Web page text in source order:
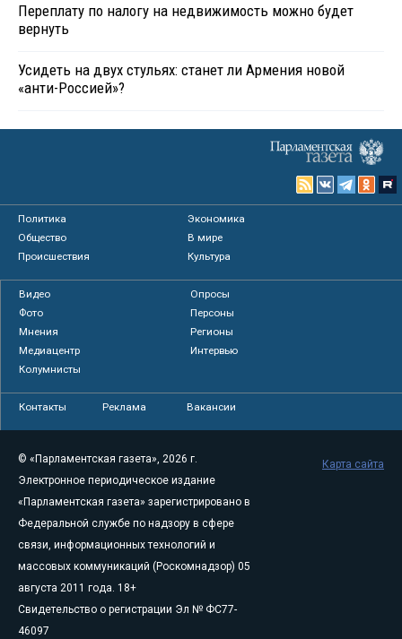
Переплату по налогу на недвижимость можно будет
вернуть
Усидеть на двух стульях: станет ли Армения новой
«анти-Россией»?
Политика
Экономика
Общество
В мире
Происшествия
Культура
Видео
Опросы
Фото
Персоны
Мнения
Регионы
Медиацентр
Интервью
Колумнисты
Контакты Реклама Вакансии
© «Парламентская газета», 2026 г.
Электронное периодическое издание
«Парламентская газета» зарегистрировано в
Федеральной службе по надзору в сфере
связи, информационных технологий и
массовых коммуникаций (Роскомнадзор) 05
августа 2011 года. 18+
Свидетельство о регистрации Эл № ФС77-
46097
Карта сайта